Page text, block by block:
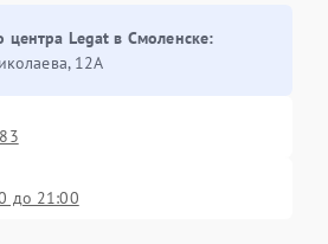
центра Legat в Смоленске:
12А
до 21:00